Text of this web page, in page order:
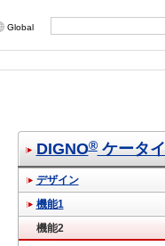
Global
DIGNO®ケータイ
デザイン
機能1
機能2